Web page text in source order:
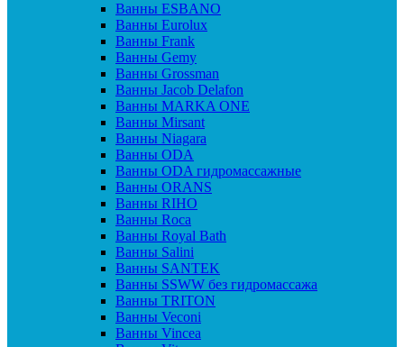
Ванны ESBANO
Ванны Eurolux
Ванны Frank
Ванны Gemy
Ванны Grossman
Ванны Jacob Delafon
Ванны MARKA ONE
Ванны Mirsant
Ванны Niagara
Ванны ODA
Ванны ODA гидромассажные
Ванны ORANS
Ванны RIHO
Ванны Roca
Ванны Royal Bath
Ванны Salini
Ванны SANTEK
Ванны SSWW без гидромассажа
Ванны TRITON
Ванны Veconi
Ванны Vincea